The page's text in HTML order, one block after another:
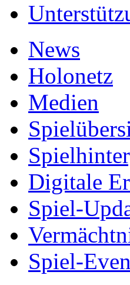
News
Holonetz
Medien
Digitale
Spiel-
Spiel-